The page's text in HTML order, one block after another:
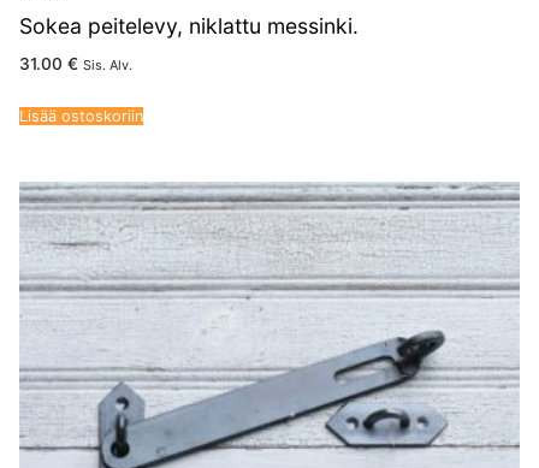
Sokea peitelevy, niklattu messinki.
31.00 € Sis. Alv.
Lisää ostoskoriin